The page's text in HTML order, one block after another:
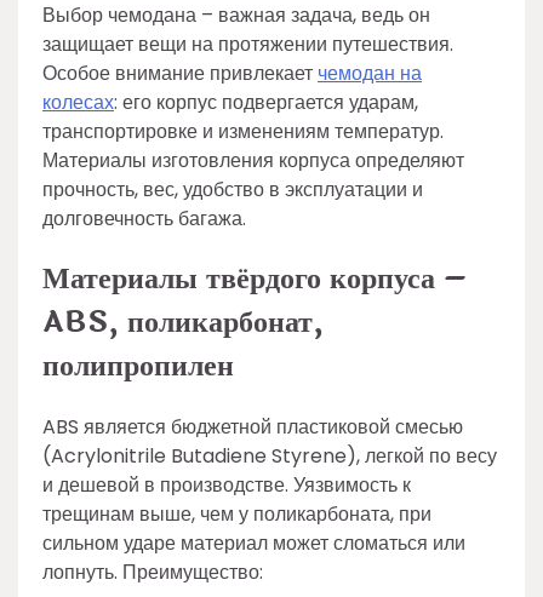
Выбор чемодана – важная задача, ведь он
защищает вещи на протяжении путешествия.
Особое внимание привлекает чемодан на
колесах: его корпус подвергается ударам,
транспортировке и изменениям температур.
Материалы изготовления корпуса определяют
прочность, вес, удобство в эксплуатации и
долговечность багажа.
Материалы твёрдого корпуса –
ABS, поликарбонат,
полипропилен
ABS является бюджетной пластиковой смесью
(Acrylonitrile Butadiene Styrene), легкой по весу
и дешевой в производстве. Уязвимость к
трещинам выше, чем у поликарбоната, при
сильном ударе материал может сломаться или
лопнуть. Преимущество: